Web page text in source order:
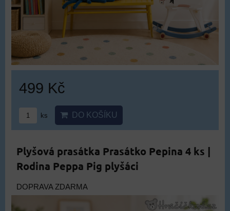
499 Kč
ks DO KOŠÍKU
Plyšová prasátka Prasátko Pepina 4 ks |
Rodina Peppa Pig plyšáci
DOPRAVA ZDARMA